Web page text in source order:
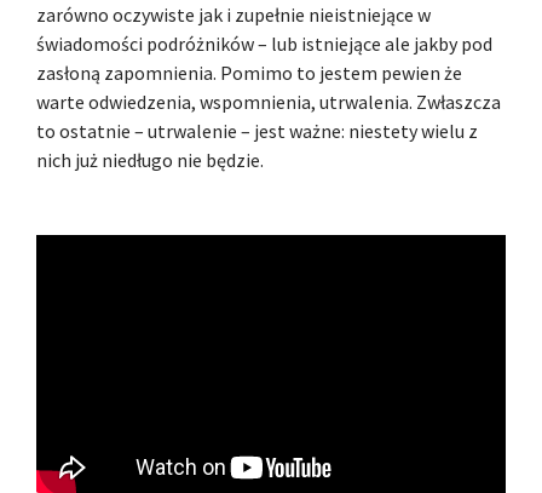
zarówno oczywiste jak i zupełnie nieistniejące w
świadomości podróżników – lub istniejące ale jakby pod
zasłoną zapomnienia. Pomimo to jestem pewien że
warte odwiedzenia, wspomnienia, utrwalenia. Zwłaszcza
to ostatnie – utrwalenie – jest ważne: niestety wielu z
nich już niedługo nie będzie.